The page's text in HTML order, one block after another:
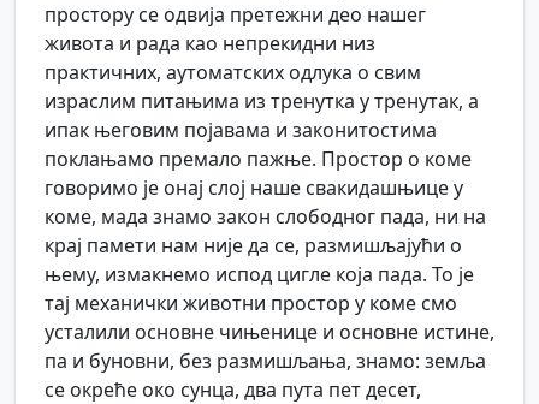
простору се одвија претежни део нашег
живота и рада као непрекидни низ
практичних, аутоматских одлука о свим
израслим питањима из тренутка у тренутак, а
ипак његовим појавама и законитостима
поклањамо премало пажње. Простор о коме
говоримо је онај слој наше свакидашњице у
коме, мада знамо закон слободног пада, ни на
крај памети нам није да се, размишљајући о
њему, измакнемо испод цигле која пада. То је
тај механички животни простор у коме смо
усталили основне чињенице и основне истине,
па и буновни, без размишљања, знамо: земља
се окреће око сунца, два пута пет десет,